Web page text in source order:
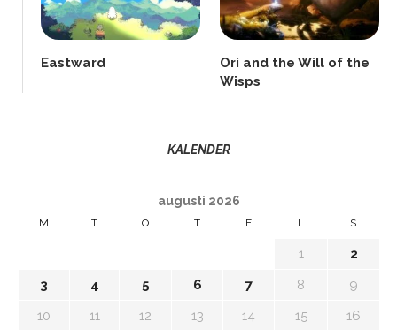
Eastward
Ori and the Will of the
Wisps
KALENDER
augusti 2026
M T O T F L S
1
2
3
4 5 6 7 8
9
10
11 12 13 14 15
16